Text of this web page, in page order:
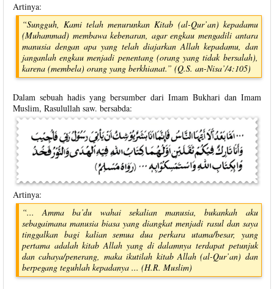
Artinya:
“Sungguh, Kami telah menurunkan Kitab (al-Qur’an) kepadamu
(Muhammad) membawa kebenaran, agar engkau mengadili antara
manusia dengan apa yang telah diajarkan Allah kepadamu, dan
janganlah engkau menjadi penentang (orang yang tidak bersalah),
karena (membela) orang yang berkhianat.” (Q.S. an-Nisa’/4:105)
Dalam sebuah hadis yang bersumber dari Imam Bukhari dan Imam
Muslim, Rasulullah saw. bersabda:
Artinya:
“... Amma ba’du wahai sekalian manusia, bukankah aku
sebagaimana manusia biasa yang diangkat menjadi rasul dan saya
tinggalkan bagi kalian semua dua perkara utama/besar, yang
pertama adalah kitab Allah yang di dalamnya terdapat petunjuk
dan cahaya/penerang, maka ikutilah kitab Allah (al-Qur’an) dan
berpegang teguhlah kepadanya ... (H.R. Muslim)